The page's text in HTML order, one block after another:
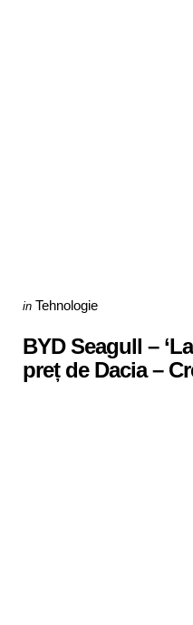
Categories
Posted
in Tehnologie
BYD Seagull –
preț de Dacia –